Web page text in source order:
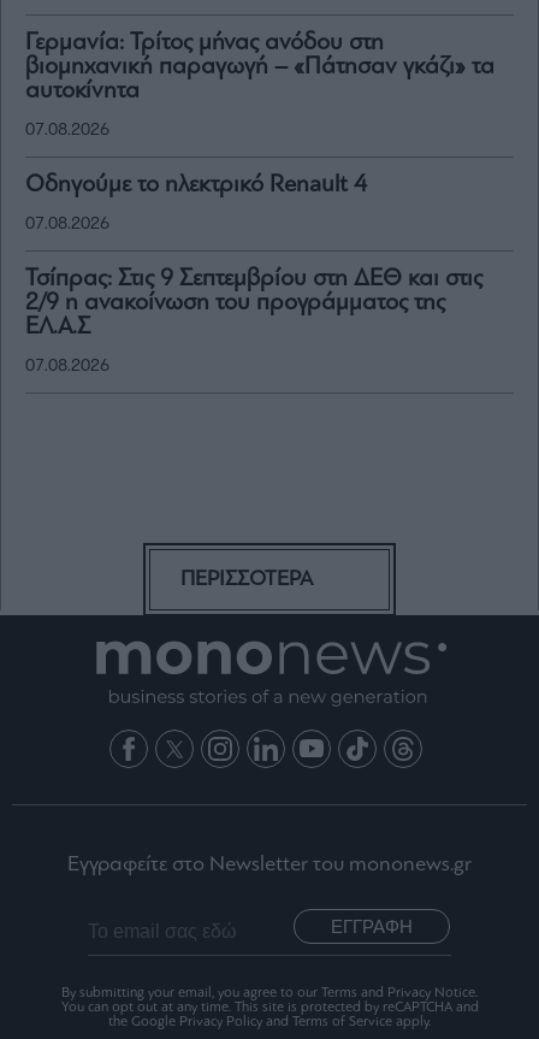
Γερμανία: Τρίτος μήνας ανόδου στη
βιομηχανική παραγωγή – «Πάτησαν γκάζι» τα
αυτοκίνητα
07.08.2026
Οδηγούμε το ηλεκτρικό Renault 4
07.08.2026
Τσίπρας: Στις 9 Σεπτεμβρίου στη ΔΕΘ και στις
2/9 η ανακοίνωση του προγράμματος της
ΕΛ.Α.Σ
07.08.2026
ΠΕΡΙΣΣΟΤΕΡΑ
Εγγραφείτε στο Newsletter του mononews.gr
ΕΓΓΡΑΦΗ
By submitting your email, you agree to our Terms and Privacy Notice.
You can opt out at any time. This site is protected by reCAPTCHA and
the Google Privacy Policy and Terms of Service apply.